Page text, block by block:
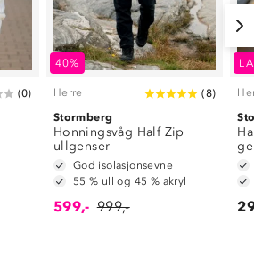
(0)
40%
Herre (8)
Stormberg
Honningsvåg Half Zip
ullgenser
God isolasjonsevne
55 % ull og 45 % akryl
599,- 999,-